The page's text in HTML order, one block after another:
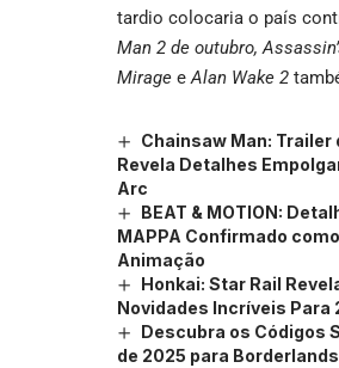
tardio colocaria o país
Man 2 de outubro,
Mirage e Alan Wake 2
Chainsaw Man: Trailer
Revela Detalhes
Arc
BEAT & MOTION:
MAPPA Confirmado
Animação
Honkai: Star Rail
Novidades Incríveis Para
Descubra os Códigos
de 2025 para